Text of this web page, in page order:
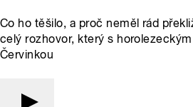
Co ho těšilo, a proč neměl rád
celý rozhovor, který s
Červinkou